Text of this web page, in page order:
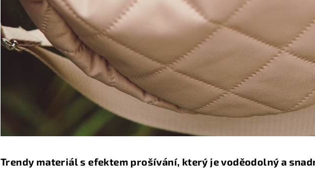
Trendy materiál s efektem prošívání, který je voděodolný a